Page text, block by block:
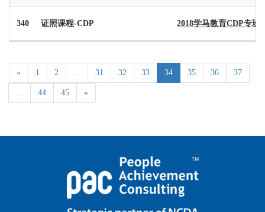
340 证照课程-CDP 2018学马教育CDP专班
« 1 2 ... 31 32 33 34 35 36 37
... 44 45 »